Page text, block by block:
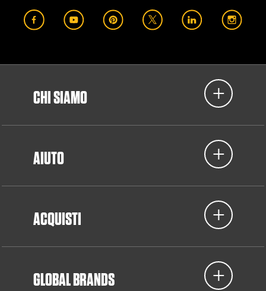
CHI SIAMO
AIUTO
ACQUISTI
GLOBAL BRANDS